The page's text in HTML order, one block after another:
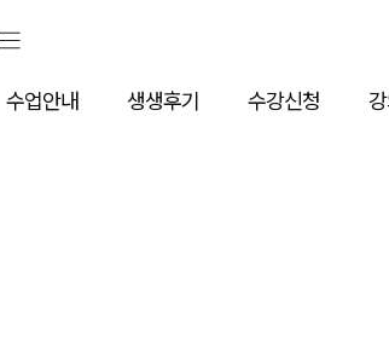
수업안내 생생후기 수강신청